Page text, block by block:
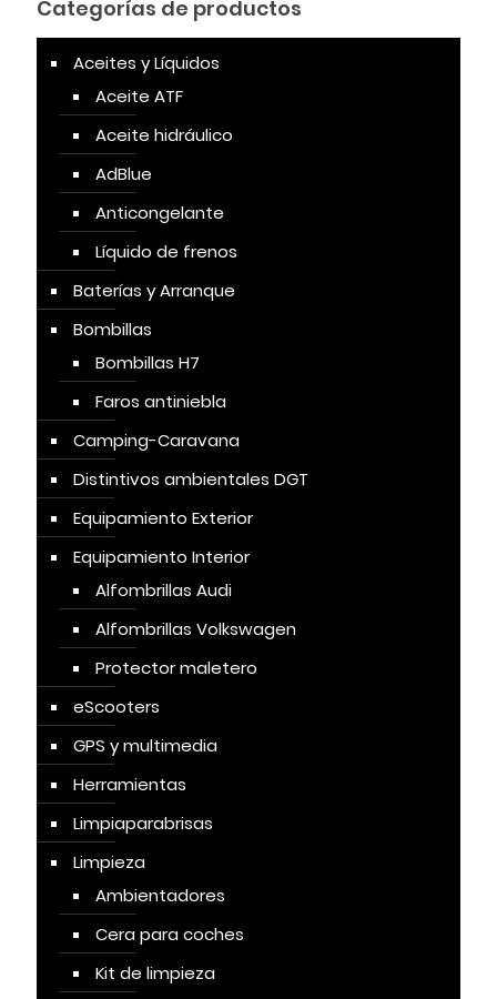
Categorías de productos
Aceites y Líquidos
Aceite ATF
Aceite hidráulico
AdBlue
Anticongelante
Líquido de frenos
Baterías y Arranque
Bombillas
Bombillas H7
Faros antiniebla
Camping-Caravana
Distintivos ambientales DGT
Equipamiento Exterior
Equipamiento Interior
Alfombrillas Audi
Alfombrillas Volkswagen
Protector maletero
eScooters
GPS y multimedia
Herramientas
Limpiaparabrisas
Limpieza
Ambientadores
Cera para coches
Kit de limpieza